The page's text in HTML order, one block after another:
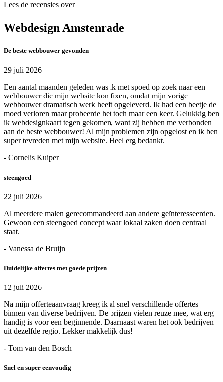
Lees de recensies over
Webdesign Amstenrade
De beste webbouwer gevonden
29 juli 2026
Een aantal maanden geleden was ik met spoed op zoek naar een
webbouwer die mijn website kon fixen, omdat mijn vorige
webbouwer dramatisch werk heeft opgeleverd. Ik had een beetje de
moed verloren maar probeerde het toch maar een keer. Gelukkig ben
ik webdesignkaart tegen gekomen, want zij hebben me verbonden
aan de beste webbouwer! Al mijn problemen zijn opgelost en ik ben
super tevreden met mijn website. Heel erg bedankt.
- Cornelis Kuiper
steengoed
22 juli 2026
Al meerdere malen gerecommandeerd aan andere geïnteresseerden.
Gewoon een steengoed concept waar lokaal zaken doen centraal
staat.
- Vanessa de Bruijn
Duidelijke offertes met goede prijzen
12 juli 2026
Na mijn offerteaanvraag kreeg ik al snel verschillende offertes
binnen van diverse bedrijven. De prijzen vielen reuze mee, wat erg
handig is voor een beginnende. Daarnaast waren het ook bedrijven
uit dezelfde regio. Lekker makkelijk dus!
- Tom van den Bosch
Snel en super eenvoudig